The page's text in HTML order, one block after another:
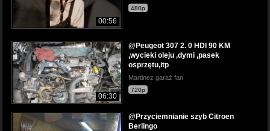
00:56
480p
06:30
@Peugeot 307 2. 0 HDI 90 KM
,wycieki oleju ,dymi ,pasek
osprzętu,itp
Martinez garaż fan
720p
@Przyciemnianie szyb Citroen
Berlingo